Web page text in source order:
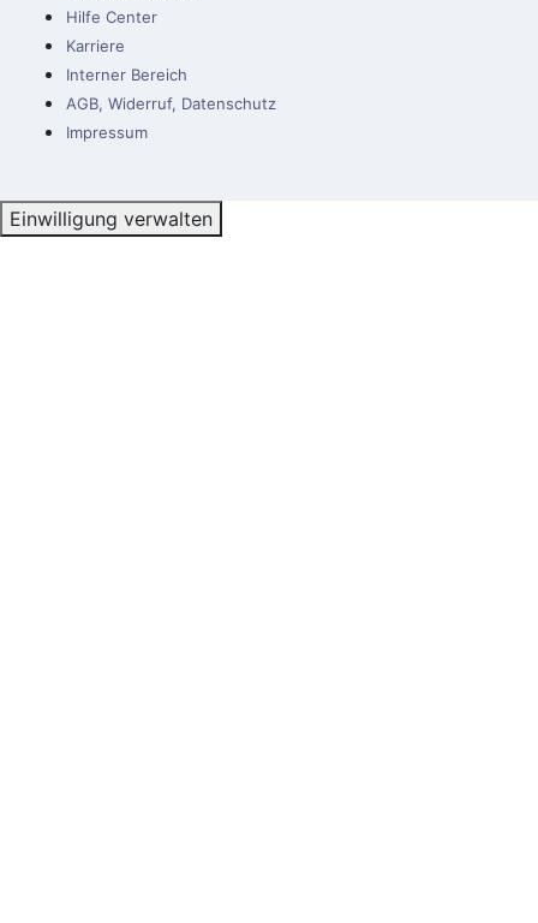
Hilfe Center
Karriere
Interner Bereich
AGB, Widerruf, Datenschutz
Impressum
Einwilligung verwalten